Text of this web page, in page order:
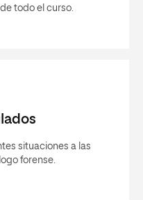
todo el curso.
situaciones a las
forense.